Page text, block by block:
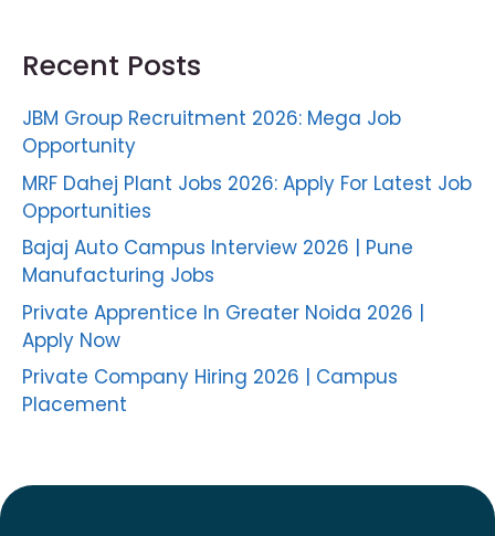
Recent Posts
JBM Group Recruitment 2026: Mega Job
Opportunity
MRF Dahej Plant Jobs 2026: Apply For Latest Job
Opportunities
Bajaj Auto Campus Interview 2026 | Pune
Manufacturing Jobs
Private Apprentice In Greater Noida 2026 |
Apply Now
Private Company Hiring 2026 | Campus
Placement